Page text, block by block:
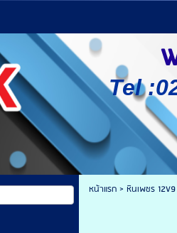
Tel
หน้าแรก> หินเพชร 12V9